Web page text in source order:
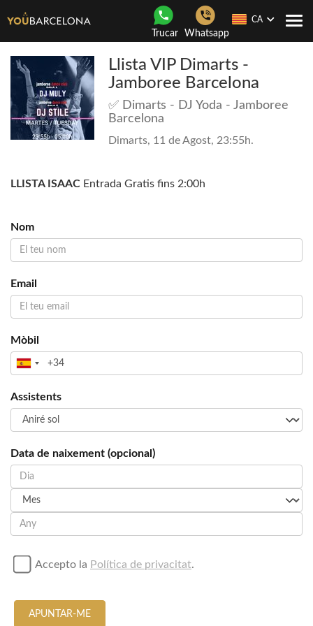
Trucar Whatsapp
CA
Llista VIP Dimarts -
Jamboree Barcelona
✅ Dimarts - DJ Yoda - Jamboree
Barcelona
Dimarts, 11 de Agost, 23:55h.
LLISTA ISAAC Entrada Gratis fins 2:00h
Nom
Email
Mòbil
Assistents
Data de naixement (opcional)
Accepto la Política de privacitat.
APUNTAR-ME